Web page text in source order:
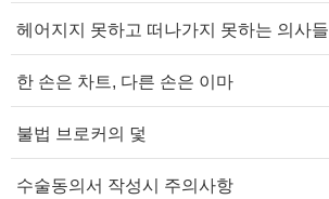
헤어지지 못하고 떠나가지 못하는 의사들
한 손은 차트, 다른 손은 이마
불법 브로커의 덫
수술동의서 작성시 주의사항